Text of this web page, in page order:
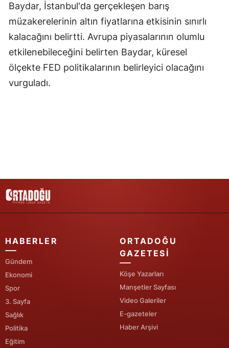
Ordu
Rize
Şanlıurfa
Uşak
Yozgat
Baydar, İstanbul'da gerçekleşen barış
müzakerelerinin altın fiyatlarına etkisinin sınırlı
kalacağını belirtti. Avrupa piyasalarının olumlu
etkilenebileceğini belirten Baydar, küresel
ölçekte FED politikalarının belirleyici olacağını
vurguladı.
HABERLER
Gündem
Ekonomi
Spor
3. Sayfa
Sağlık
Politika
Eğitim
ORTADOĞU
GAZETESI
Köşe Yazarları
Manşetler Sayfası
Video Galeriler
E-gazeteler
Haber Arşivi